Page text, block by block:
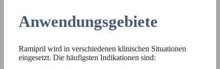
Anwendungsgebiete
Ramipril wird in verschiedenen klinischen Situationen
eingesetzt. Die häufigsten Indikationen sind: